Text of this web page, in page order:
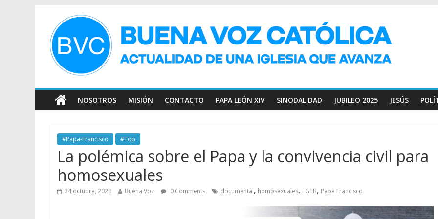
NOSOTROS MISIÓN CONTACTO PAPA LEÓN XIV SINODALIDAD JUBILEO 2025 JESÚS
#Papa-Francisco #Top
La polémica sobre el Papa y la convivencia civil para
homosexuales
24 octubre, 2020 Buena Voz 0 Comments documental, homosexuales, LGTB, Papa Francisco